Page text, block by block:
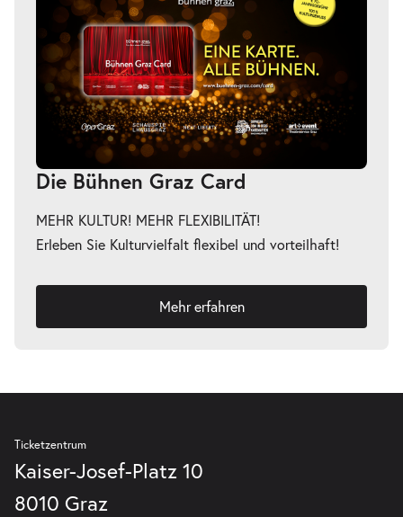
Die Bühnen Graz Card
MEHR KULTUR! MEHR FLEXIBILITÄT!
Erleben Sie Kulturvielfalt flexibel und vorteilhaft!
Mehr erfahren
Ticketzentrum
Kaiser-Josef-Platz 10
8010 Graz